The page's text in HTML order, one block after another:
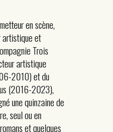
en scène,
artistique et
Trois
artistique
2010) et du
(2016-2023),
une quinzaine de
seul ou en
et quelques